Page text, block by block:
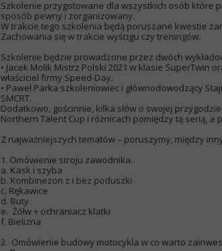
Szkolenie przygotowane dla wszystkich osób które
sposób pewny i zorganizowany.
W trakcie tego szkolenia będą poruszane kwestie
Zachowania się w trakcie wyścigu czy treningów.
Szkolenie będzie prowadzone przez dwóch
• Jacek Molik Mistrz Polski 2021 w klasie SuperTwin
właściciel firmy Speed-Day.
• Paweł Parka szkoleniowiec i głównodowodzący
SMCRT.
Dodatkowo, gościnnie, kilka słów o swojej
Northern Talent Cup i różnicach pomiędzy tą serią,
Z najważniejszych tematów – poruszymy, między
1. Omówienie stroju zawodnika.
a. Kask i szyba
b. Kombinezon z i bez poduszki
c. Rękawice
d. Buty
e. Żółw + ochraniacz klatki
f. Bielizna
2. Omówienie budowy motocykla w co warto